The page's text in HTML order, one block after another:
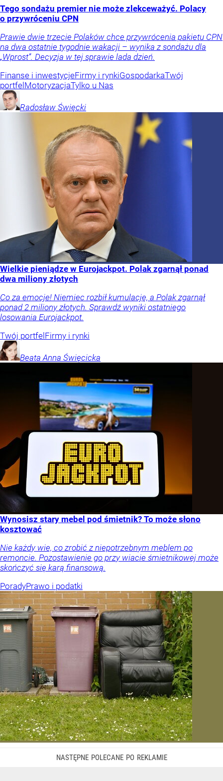
Tego sondażu premier nie może zlekceważyć. Polacy
o przywróceniu CPN
Prawie dwie trzecie Polaków chce przywrócenia pakietu CPN
na dwa ostatnie tygodnie wakacji – wynika z sondażu dla
„Wprost”. Decyzja w tej sprawie lada dzień.
Finanse i inwestycjeFirmy i rynkiGospodarkaTwój
portfel MotoryzacjaTylko u Nas
Radosław Święcki
Wielkie pieniądze w Eurojackpot. Polak zgarnął ponad
dwa miliony złotych
Co za emocje! Niemiec rozbił kumulację, a Polak zgarnął
ponad 2 miliony złotych. Sprawdź wyniki ostatniego
losowania Eurojackpot.
Twój portfel Firmy i rynki
Beata Anna Święcicka
Wynosisz stary mebel pod śmietnik? To może słono
kosztować
Nie każdy wie, co zrobić z niepotrzebnym meblem po
remoncie. Pozostawienie go przy wiacie śmietnikowej może
skończyć się karą finansową.
PoradyPrawo i podatki